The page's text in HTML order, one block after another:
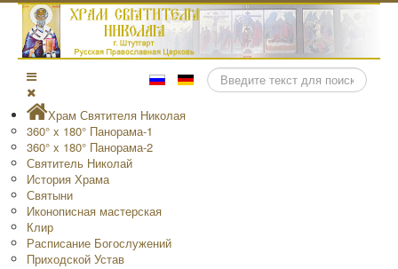
Поиск
Храм Святителя Николая
360° x 180° Панорама-1
360° x 180° Панорама-2
Святитель Николай
История Храма
Святыни
Иконописная мастерская
Клир
Расписание Богослужений
Приходской Устав